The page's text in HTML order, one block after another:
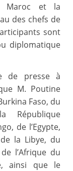
Maroc et la
des chefs de
sont
diplomatique
de presse à
M. Poutine
Faso, du
République
de l’Egypte,
la Libye, du
l’Afrique du
ainsi que le